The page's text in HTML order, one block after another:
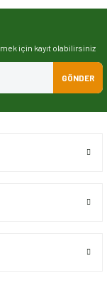
diğer konularda
için kayıt olabilirsiniz
GÖNDER